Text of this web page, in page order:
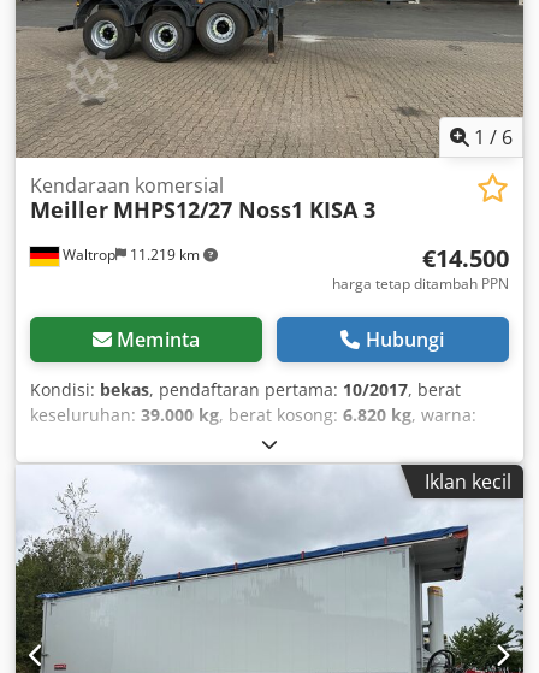
1 / 6
Waltrop 11.219 km
Kendaraan komersial
Meiller MHPS12/27 Noss1 KISA 3
€14.500
harga tetap ditambah PPN
Meminta Hubungi
Kondisi: bekas, pendaftaran pertama: 10/2017, berat
keseluruhan: 39.000 kg, berat kosong: 6.820 kg, warna:
lain
berat muatan maksimum:32.180 kg, inspeksi berikutnya
(TÜV):03/2027 , volume ruang muat:24 m³,
panjang ruang muatan:
2.300 mm, tinggi ruang muatan: 1.400 mm, ukuran ban
belakang:385/65 R 22.5, kabin pengemudi: lain, jarak
roda:1.310 mm,
Iklan kecil